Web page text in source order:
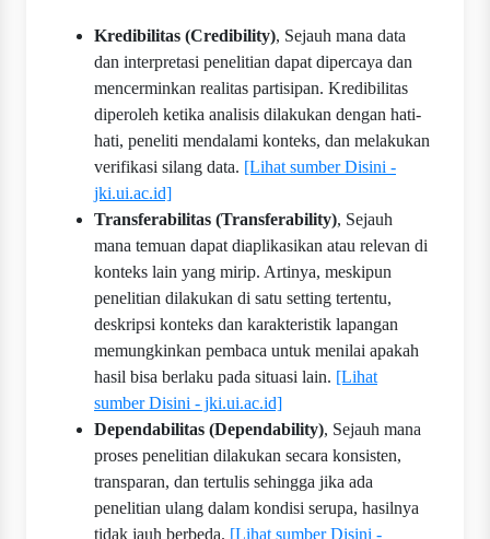
Kredibilitas (Credibility), Sejauh mana data
dan interpretasi penelitian dapat dipercaya dan
mencerminkan realitas partisipan. Kredibilitas
diperoleh ketika analisis dilakukan dengan hati-
hati, peneliti mendalami konteks, dan melakukan
verifikasi silang data. [Lihat sumber Disini -
jki.ui.ac.id]
Transferabilitas (Transferability), Sejauh
mana temuan dapat diaplikasikan atau relevan di
konteks lain yang mirip. Artinya, meskipun
penelitian dilakukan di satu setting tertentu,
deskripsi konteks dan karakteristik lapangan
memungkinkan pembaca untuk menilai apakah
hasil bisa berlaku pada situasi lain. [Lihat
sumber Disini - jki.ui.ac.id]
Dependabilitas (Dependability), Sejauh mana
proses penelitian dilakukan secara konsisten,
transparan, dan tertulis sehingga jika ada
penelitian ulang dalam kondisi serupa, hasilnya
tidak jauh berbeda. [Lihat sumber Disini -